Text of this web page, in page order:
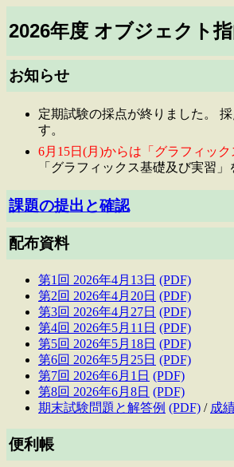
2026年度 オブジェクト
お知らせ
定期試験の採点が終りました。
す。
6月15日(月)からは「グラフィック
「グラフィックス基礎及び実習
課題の提出と確認
配布資料
第1回 2026年4月13日 (PDF)
第2回 2026年4月20日 (PDF)
第3回 2026年4月27日 (PDF)
第4回 2026年5月11日 (PDF)
第5回 2026年5月18日 (PDF)
第6回 2026年5月25日 (PDF)
第7回 2026年6月1日 (PDF)
第8回 2026年6月8日 (PDF)
期末試験問題と解答例 (PDF) / 成
便利帳